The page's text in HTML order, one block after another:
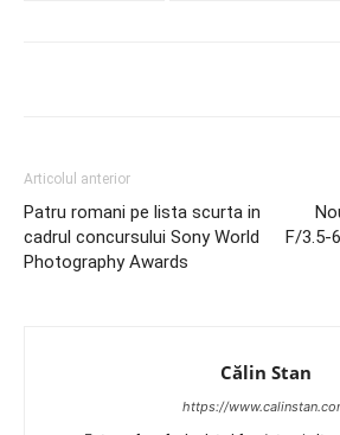
Articolul anterior
Patru romani pe lista scurta in
cadrul concursului Sony World
Photography Awards
F/3.5-
Călin Stan
https://